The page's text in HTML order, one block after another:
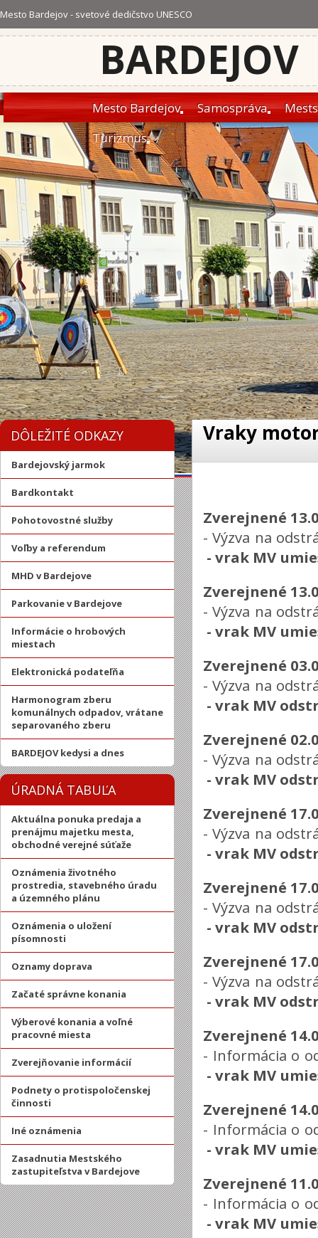
Mesto Bardejov - svetové dedičstvo UNESCO
BARDEJOV
Mesto Bardejov Samospráva
Turizmus
DÔLEŽITÉ ODKAZY
Bardejovský jarmok
Bardkontakt
Pohotovostné služby
Voľby a referendum
MHD v Bardejove
Parkovanie v Bardejove
Informácie o hrobových
miestach
Elektronická podateľňa
Harmonogram zberu
komunálnych odpadov, vrátane
separovaného zberu
BARDEJOV kedysi a dnes
ÚRADNÁ TABUĽA
Aktuálna ponuka predaja a
prenájmu majetku mesta,
obchodné verejné súťaže
Oznámenia životného
prostredia, stavebného úradu
a územného plánu
Oznámenia o uložení
písomnosti
Oznamy doprava
Začaté správne konania
Výberové konania a voľné
pracovné miesta
Zverejňovanie informácií
Podnety o protispoločenskej
činnosti
Iné oznámenia
Zasadnutia Mestského
zastupiteľstva v Bardejove
Vraky
Zverejnené
- Výzva na
- vrak MV
Zverejnené
- Výzva na
- vrak MV
Zverejnené
- Výzva na
- vrak MV
Zverejnené
- Výzva na
- vrak MV
Zverejnené
- Výzva na
- vrak MV
Zverejnené
- Výzva na
- vrak MV
Zverejnené
- Výzva na
- vrak MV
Zverejnené
- Informácia o
- vrak MV
Zverejnené
- Informácia o
- vrak MV
Zverejnené
- Informácia o
- vrak MV